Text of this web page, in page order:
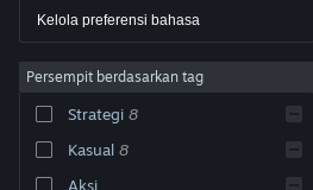
Undang. Semua merek dagang merupakan hak pemilik
Legal| Aksesibilitas
Pengembalian Dana
Kelola preferensi bahasa
Persempit berdasarkan tag
Strategi 8
Kasual 8
Aksi